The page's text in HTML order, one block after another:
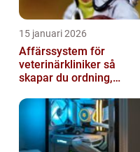
15 januari 2026
Affärssystem för
veterinärkliniker så
skapar du ordning,
vård